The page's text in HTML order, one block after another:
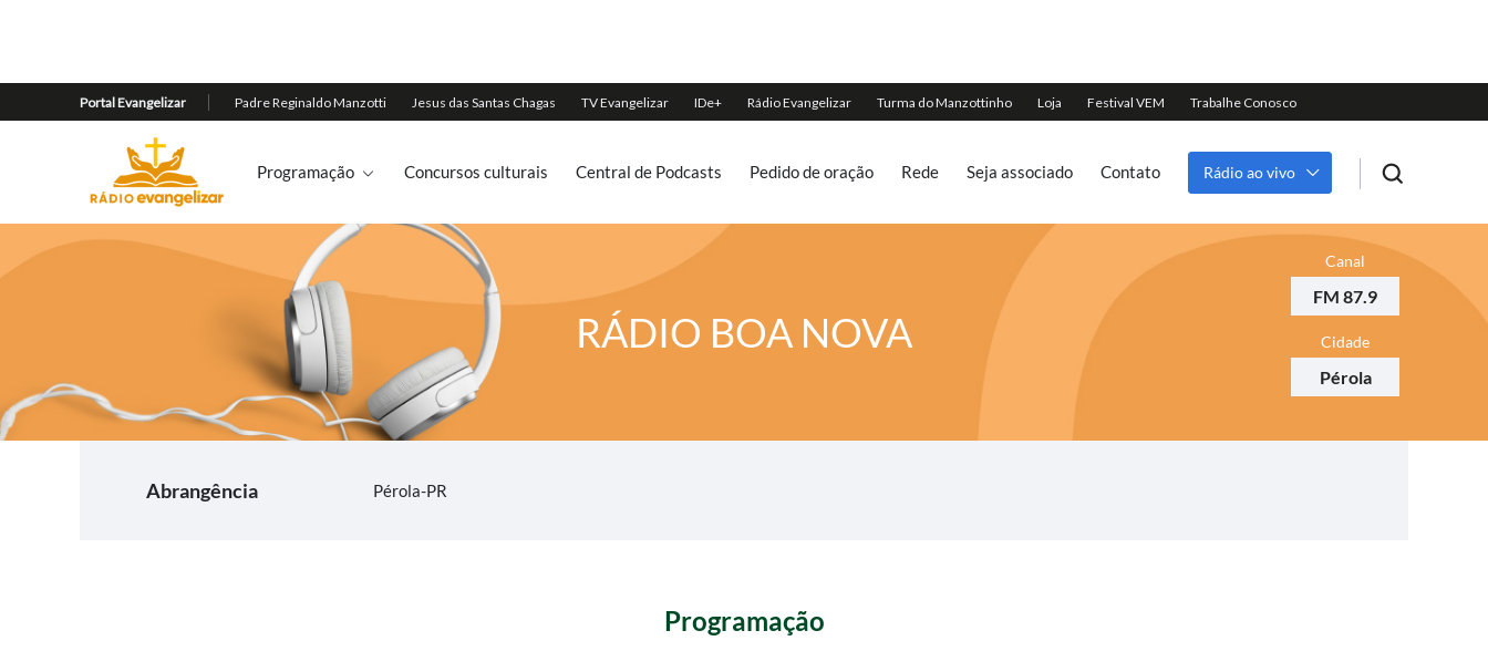
Programação Concursos culturais Central de Podcasts Pedido de oração Rede Seja associado Contato Rádio ao vivo
RÁDIO BOA NOVA
Canal
FM 87.9
Cidade
Pérola
Abrangência Pérola-PR
Programação